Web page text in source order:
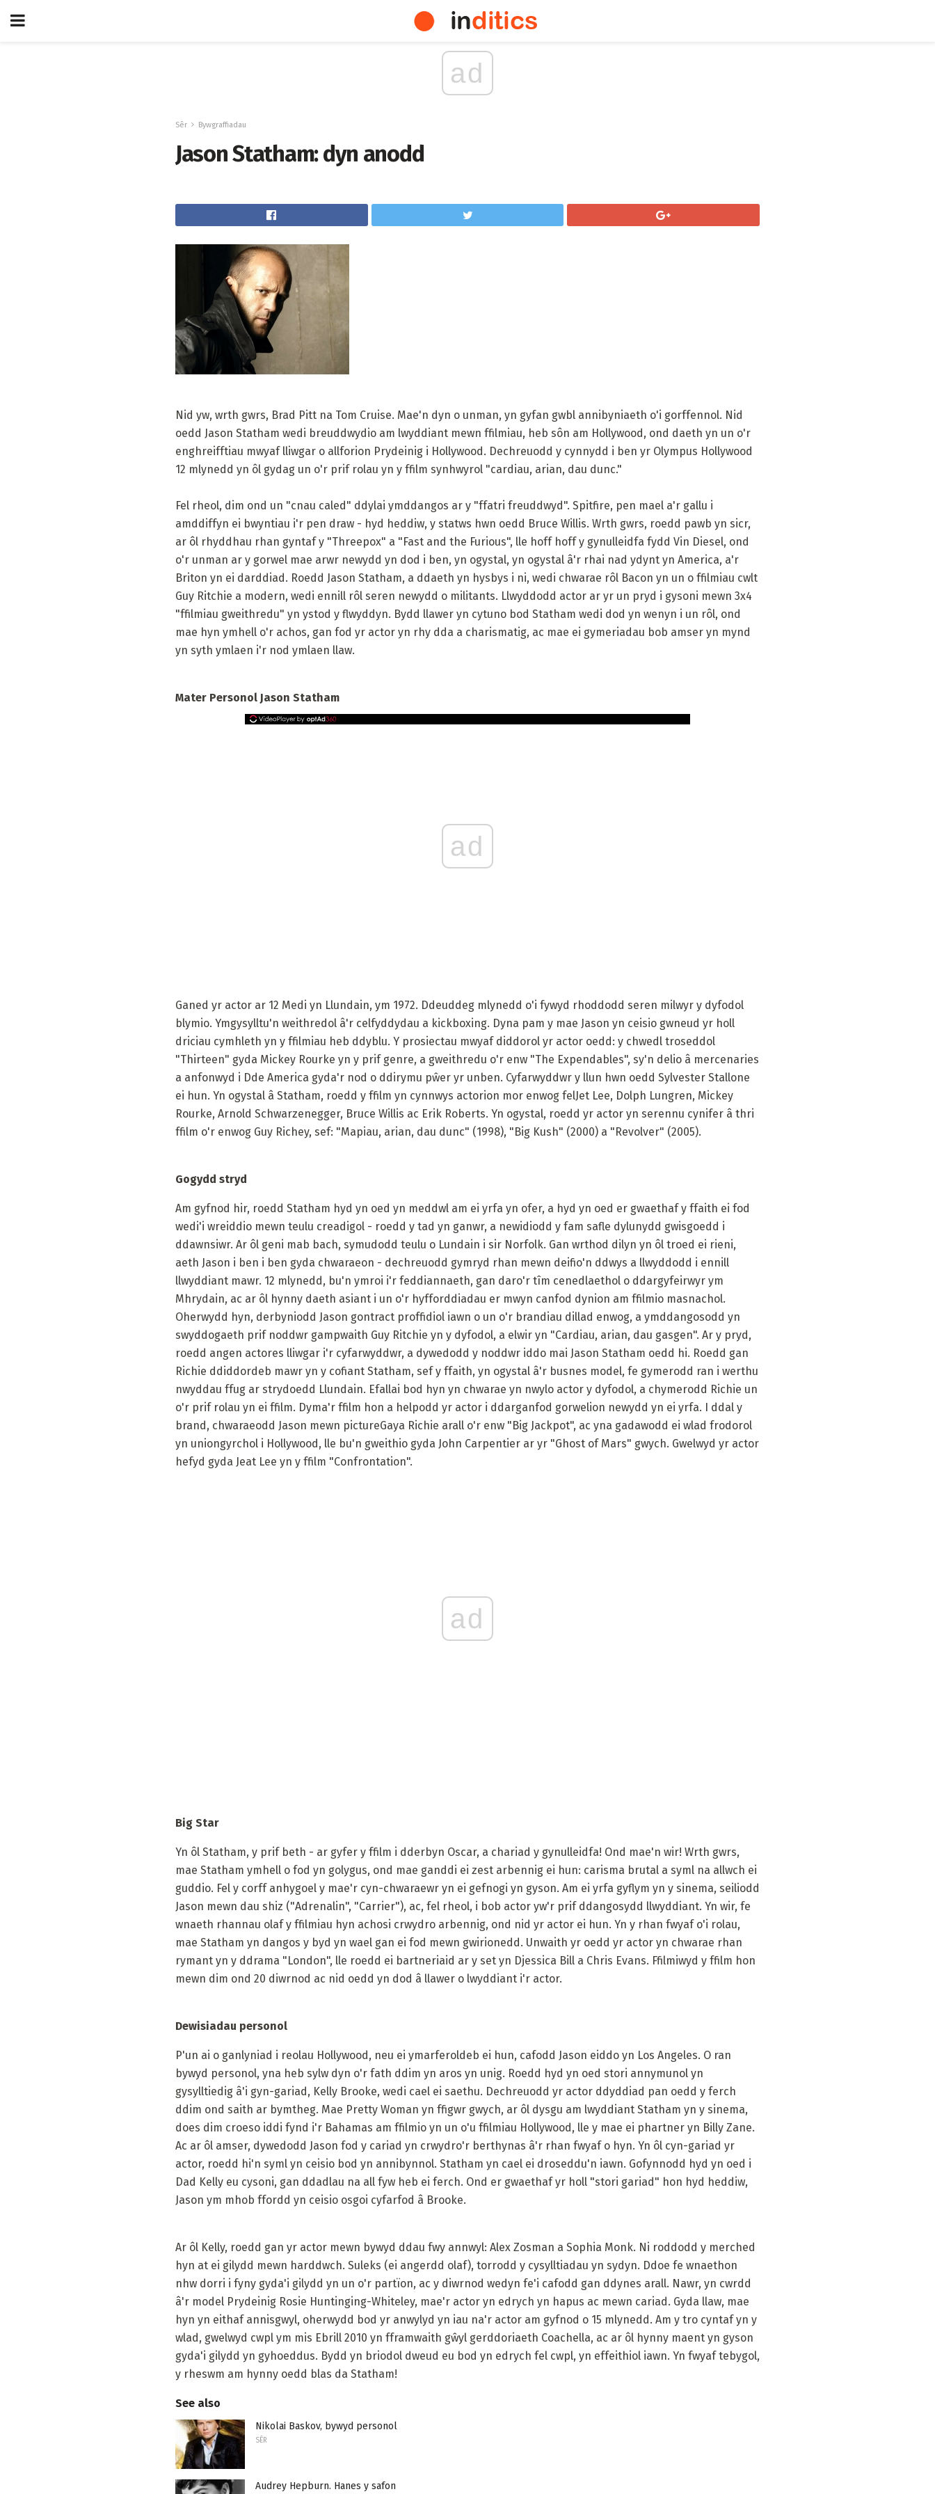
ad
Sêr Bywgraffiadau
Jason Statham: dyn anodd
Nid yw, wrth gwrs, Brad Pitt na Tom Cruise. Mae'n dyn o unman, yn gyfan gwbl annibyniaeth o'i gorffennol. Nid
oedd Jason Statham wedi breuddwydio am lwyddiant mewn ffilmiau, heb sôn am Hollywood, ond daeth yn un o'r
enghreifftiau mwyaf lliwgar o allforion Prydeinig i Hollywood. Dechreuodd y cynnydd i ben yr Olympus Hollywood
12 mlynedd yn ôl gydag un o'r prif rolau yn y ffilm synhwyrol "cardiau, arian, dau dunc."
Fel rheol, dim ond un "cnau caled" ddylai ymddangos ar y "ffatri freuddwyd". Spitfire, pen mael a'r gallu i
amddiffyn ei bwyntiau i'r pen draw - hyd heddiw, y statws hwn oedd Bruce Willis. Wrth gwrs, roedd pawb yn sicr,
ar ôl rhyddhau rhan gyntaf y "Threepox" a "Fast and the Furious", lle hoff hoff y gynulleidfa fydd Vin Diesel, ond
o'r unman ar y gorwel mae arwr newydd yn dod i ben, yn ogystal, yn ogystal â'r rhai nad ydynt yn America, a'r
Briton yn ei darddiad. Roedd Jason Statham, a ddaeth yn hysbys i ni, wedi chwarae rôl Bacon yn un o ffilmiau cwlt
Guy Ritchie a modern, wedi ennill rôl seren newydd o militants. Llwyddodd actor ar yr un pryd i gysoni mewn 3x4
"ffilmiau gweithredu" yn ystod y flwyddyn. Bydd llawer yn cytuno bod Statham wedi dod yn wenyn i un rôl, ond
mae hyn ymhell o'r achos, gan fod yr actor yn rhy dda a charismatig, ac mae ei gymeriadau bob amser yn mynd
yn syth ymlaen i'r nod ymlaen llaw.
Mater Personol Jason Statham
ad
Ganed yr actor ar 12 Medi yn Llundain, ym 1972. Ddeuddeg mlynedd o'i fywyd rhoddodd seren milwyr y dyfodol
blymio. Ymgysylltu'n weithredol â'r celfyddydau a kickboxing. Dyna pam y mae Jason yn ceisio gwneud yr holl
driciau cymhleth yn y ffilmiau heb ddyblu. Y prosiectau mwyaf diddorol yr actor oedd: y chwedl troseddol
"Thirteen" gyda Mickey Rourke yn y prif genre, a gweithredu o'r enw "The Expendables", sy'n delio â mercenaries
a anfonwyd i Dde America gyda'r nod o ddirymu pŵer yr unben. Cyfarwyddwr y llun hwn oedd Sylvester Stallone
ei hun. Yn ogystal â Statham, roedd y ffilm yn cynnwys actorion mor enwog felJet Lee, Dolph Lungren, Mickey
Rourke, Arnold Schwarzenegger, Bruce Willis ac Erik Roberts. Yn ogystal, roedd yr actor yn serennu cynifer â thri
ffilm o'r enwog Guy Richey, sef: "Mapiau, arian, dau dunc" (1998), "Big Kush" (2000) a "Revolver" (2005).
Gogydd stryd
Am gyfnod hir, roedd Statham hyd yn oed yn meddwl am ei yrfa yn ofer, a hyd yn oed er gwaethaf y ffaith ei fod
wedi'i wreiddio mewn teulu creadigol - roedd y tad yn ganwr, a newidiodd y fam safle dylunydd gwisgoedd i
ddawnsiwr. Ar ôl geni mab bach, symudodd teulu o Lundain i sir Norfolk. Gan wrthod dilyn yn ôl troed ei rieni,
aeth Jason i ben i ben gyda chwaraeon - dechreuodd gymryd rhan mewn deifio'n ddwys a llwyddodd i ennill
llwyddiant mawr. 12 mlynedd, bu'n ymroi i'r feddiannaeth, gan daro'r tîm cenedlaethol o ddargyfeirwyr ym
Mhrydain, ac ar ôl hynny daeth asiant i un o'r hyfforddiadau er mwyn canfod dynion am ffilmio masnachol.
Oherwydd hyn, derbyniodd Jason gontract proffidiol iawn o un o'r brandiau dillad enwog, a ymddangosodd yn
swyddogaeth prif noddwr gampwaith Guy Ritchie yn y dyfodol, a elwir yn "Cardiau, arian, dau gasgen". Ar y pryd,
roedd angen actores lliwgar i'r cyfarwyddwr, a dywedodd y noddwr iddo mai Jason Statham oedd hi. Roedd gan
Richie ddiddordeb mawr yn y cofiant Statham, sef y ffaith, yn ogystal â'r busnes model, fe gymerodd ran i werthu
nwyddau ffug ar strydoedd Llundain. Efallai bod hyn yn chwarae yn nwylo actor y dyfodol, a chymerodd Richie un
o'r prif rolau yn ei ffilm. Dyma'r ffilm hon a helpodd yr actor i ddarganfod gorwelion newydd yn ei yrfa. I ddal y
brand, chwaraeodd Jason mewn pictureGaya Richie arall o'r enw "Big Jackpot", ac yna gadawodd ei wlad frodorol
yn uniongyrchol i Hollywood, lle bu'n gweithio gyda John Carpentier ar yr "Ghost of Mars" gwych. Gwelwyd yr actor
hefyd gyda Jeat Lee yn y ffilm "Confrontation".
ad
Big Star
Yn ôl Statham, y prif beth - ar gyfer y ffilm i dderbyn Oscar, a chariad y gynulleidfa! Ond mae'n wir! Wrth gwrs,
mae Statham ymhell o fod yn golygus, ond mae ganddi ei zest arbennig ei hun: carisma brutal a syml na allwch ei
guddio. Fel y corff anhygoel y mae'r cyn-chwaraewr yn ei gefnogi yn gyson. Am ei yrfa gyflym yn y sinema, seiliodd
Jason mewn dau shiz ("Adrenalin", "Carrier"), ac, fel rheol, i bob actor yw'r prif ddangosydd llwyddiant. Yn wir, fe
wnaeth rhannau olaf y ffilmiau hyn achosi crwydro arbennig, ond nid yr actor ei hun. Yn y rhan fwyaf o'i rolau,
mae Statham yn dangos y byd yn wael gan ei fod mewn gwirionedd. Unwaith yr oedd yr actor yn chwarae rhan
rymant yn y ddrama "London", lle roedd ei bartneriaid ar y set yn Djessica Bill a Chris Evans. Ffilmiwyd y ffilm hon
mewn dim ond 20 diwrnod ac nid oedd yn dod â llawer o lwyddiant i'r actor.
Dewisiadau personol
P'un ai o ganlyniad i reolau Hollywood, neu ei ymarferoldeb ei hun, cafodd Jason eiddo yn Los Angeles. O ran
bywyd personol, yna heb sylw dyn o'r fath ddim yn aros yn unig. Roedd hyd yn oed stori annymunol yn
gysylltiedig â'i gyn-gariad, Kelly Brooke, wedi cael ei saethu. Dechreuodd yr actor ddyddiad pan oedd y ferch
ddim ond saith ar bymtheg. Mae Pretty Woman yn ffigwr gwych, ar ôl dysgu am lwyddiant Statham yn y sinema,
does dim croeso iddi fynd i'r Bahamas am ffilmio yn un o'u ffilmiau Hollywood, lle y mae ei phartner yn Billy Zane.
Ac ar ôl amser, dywedodd Jason fod y cariad yn crwydro'r berthynas â'r rhan fwyaf o hyn. Yn ôl cyn-gariad yr
actor, roedd hi'n syml yn ceisio bod yn annibynnol. Statham yn cael ei droseddu'n iawn. Gofynnodd hyd yn oed i
Dad Kelly eu cysoni, gan ddadlau na all fyw heb ei ferch. Ond er gwaethaf yr holl "stori gariad" hon hyd heddiw,
Jason ym mhob ffordd yn ceisio osgoi cyfarfod â Brooke.
Ar ôl Kelly, roedd gan yr actor mewn bywyd ddau fwy annwyl: Alex Zosman a Sophia Monk. Ni roddodd y merched
hyn at ei gilydd mewn harddwch. Suleks (ei angerdd olaf), torrodd y cysylltiadau yn sydyn. Ddoe fe wnaethon
nhw dorri i fyny gyda'i gilydd yn un o'r partïon, ac y diwrnod wedyn fe'i cafodd gan ddynes arall. Nawr, yn cwrdd
â'r model Prydeinig Rosie Huntinging-Whiteley, mae'r actor yn edrych yn hapus ac mewn cariad. Gyda llaw, mae
hyn yn eithaf annisgwyl, oherwydd bod yr anwylyd yn iau na'r actor am gyfnod o 15 mlynedd. Am y tro cyntaf yn y
wlad, gwelwyd cwpl ym mis Ebrill 2010 yn fframwaith gŵyl gerddoriaeth Coachella, ac ar ôl hynny maent yn gyson
gyda'i gilydd yn gyhoeddus. Bydd yn briodol dweud eu bod yn edrych fel cwpl, yn effeithiol iawn. Yn fwyaf tebygol,
y rheswm am hynny oedd blas da Statham!
See also
Nikolai Baskov, bywyd personol
SÊR
Audrey Hepburn. Hanes y safon